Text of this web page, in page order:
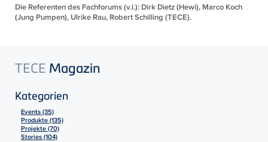
Die Referenten des Fachforums (v.l.): Dirk Dietz (Hewi), Marco Koch
(Jung Pumpen), Ulrike Rau, Robert Schilling (TECE).
TECE Magazin
Kategorien
Events (35)
Produkte (135)
Projekte (70)
Stories (104)